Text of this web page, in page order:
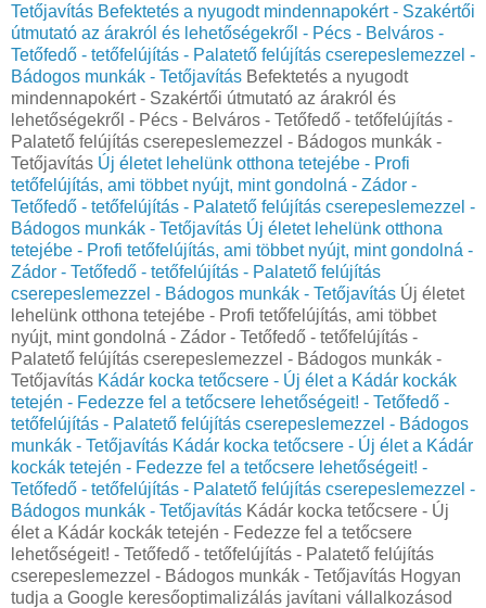
Tetőjavítás Befektetés a nyugodt mindennapokért - Szakértői
útmutató az árakról és lehetőségekről - Pécs - Belváros -
Tetőfedő - tetőfelújítás - Palatető felújítás cserepeslemezzel -
Bádogos munkák - Tetőjavítás Befektetés a nyugodt
mindennapokért - Szakértői útmutató az árakról és
lehetőségekről - Pécs - Belváros - Tetőfedő - tetőfelújítás -
Palatető felújítás cserepeslemezzel - Bádogos munkák -
Tetőjavítás Új életet lehelünk otthona tetejébe - Profi
tetőfelújítás, ami többet nyújt, mint gondolná - Zádor -
Tetőfedő - tetőfelújítás - Palatető felújítás cserepeslemezzel -
Bádogos munkák - Tetőjavítás Új életet lehelünk otthona
tetejébe - Profi tetőfelújítás, ami többet nyújt, mint gondolná -
Zádor - Tetőfedő - tetőfelújítás - Palatető felújítás
cserepeslemezzel - Bádogos munkák - Tetőjavítás Új életet
lehelünk otthona tetejébe - Profi tetőfelújítás, ami többet
nyújt, mint gondolná - Zádor - Tetőfedő - tetőfelújítás -
Palatető felújítás cserepeslemezzel - Bádogos munkák -
Tetőjavítás Kádár kocka tetőcsere - Új élet a Kádár kockák
tetején - Fedezze fel a tetőcsere lehetőségeit! - Tetőfedő -
tetőfelújítás - Palatető felújítás cserepeslemezzel - Bádogos
munkák - Tetőjavítás Kádár kocka tetőcsere - Új élet a Kádár
kockák tetején - Fedezze fel a tetőcsere lehetőségeit! -
Tetőfedő - tetőfelújítás - Palatető felújítás cserepeslemezzel -
Bádogos munkák - Tetőjavítás Kádár kocka tetőcsere - Új
élet a Kádár kockák tetején - Fedezze fel a tetőcsere
lehetőségeit! - Tetőfedő - tetőfelújítás - Palatető felújítás
cserepeslemezzel - Bádogos munkák - Tetőjavítás Hogyan
tudja a Google keresőoptimalizálás javítani vállalkozásod